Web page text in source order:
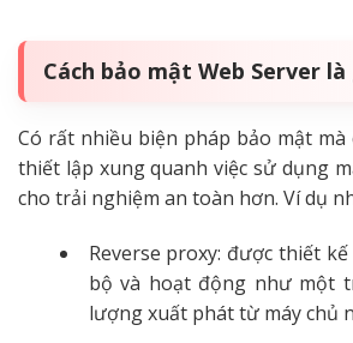
Cách bảo mật Web Server là
Có rất nhiều biện pháp bảo mật mà
thiết lập xung quanh việc sử dụng
cho trải nghiệm an toàn hơn. Ví dụ
Reverse proxy: được thiết
bộ và hoạt động như một
lượng xuất phát từ máy chủ